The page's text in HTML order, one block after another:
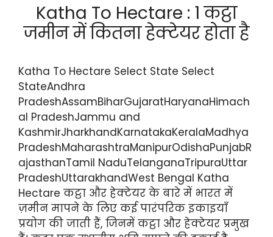
Katha To Hectare : 1 कट्ठा
जमीन में कितना हेक्टेयर होता है
Katha To Hectare Select State Select
StateAndhra
PradeshAssamBiharGujaratHaryanaHimach
al PradeshJammu and
KashmirJharkhandKarnatakaKeralaMadhya
PradeshMaharashtraManipurOdishaPunjabR
ajasthanTamil NaduTelanganaTripuraUttar
PradeshUttarakhandWest Bengal Katha
Hectare कट्ठा और हेक्टेयर के बारे में भारत में
ज़मीन मापने के लिए कई पारंपरिक इकाइयाँ
प्रयोग की जाती हैं, जिनमें कट्ठा और हेक्टेयर प्रमुख